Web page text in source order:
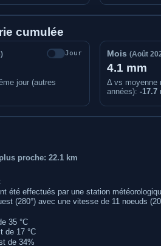
cumulée
Jour
jour (autres
Mois (Août
4.1 mm
Δ vs moyenne
années): -17.7
proche: 22.1 km
été effectués par une station
(280°) avec une vitesse de 11 noeuds
35 °C
de 17 °C
de 34%